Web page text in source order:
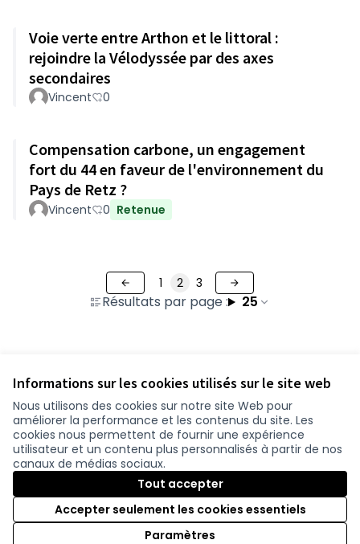
Informations sur les cookies utilisés sur le site web
Nous utilisons des cookies sur notre site Web pour
améliorer la performance et les contenus du site. Les
cookies nous permettent de fournir une expérience
utilisateur et un contenu plus personnalisés à partir de nos
canaux de médias sociaux.
Tout accepter
Accepter seulement les cookies essentiels
Paramètres
Voie verte entre Arthon et le littoral :
rejoindre la Vélodyssée par des axes
secondaires
Vincent 0
Compensation carbone, un engagement
fort du 44 en faveur de l'environnement du
Pays de Retz ?
Vincent 0 Retenue
Résultats par page : 25
1 2 3
Conditions d'utilisation
Paramètres des cookies
participer.loire-atlantique.fr sur Facebook
(Nouvelle fenêtre)
participer.loire-atlantique.fr sur Instagram
(Nouvelle fenêtre)
participer.loire-atlantique.fr sur YouTube
(Nouvelle fenêtre)
Licence
(Nouvelle